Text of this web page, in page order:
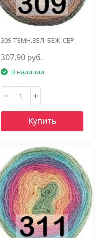
309 ТЕМН.ЗЕЛ. БЕЖ-СЕР-
307,90 руб.
В наличии
Купить